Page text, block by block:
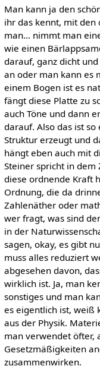
Man kann ja den
ihr das kennt, mit den
man… nimmt man
wie einen
darauf, ganz dicht
an oder man kann es
einem Bogen ist es
fängt diese Platte zu
auch Töne und dann
darauf. Also das ist
Struktur erzeugt und
hängt eben auch mit
Steiner spricht in dem
diese ordnende Kraft
Ordnung, die da
Zahlenäther oder
wer fragt, was sind
in der
sagen, okay, es gibt
muss alles reduziert
abgesehen davon,
wirklich ist. Ja, man
sonstiges und man
es eigentlich ist, weiß
aus der Physik.
man verwendet öfter,
Gesetzmäßigkeiten
zusammenwirken.